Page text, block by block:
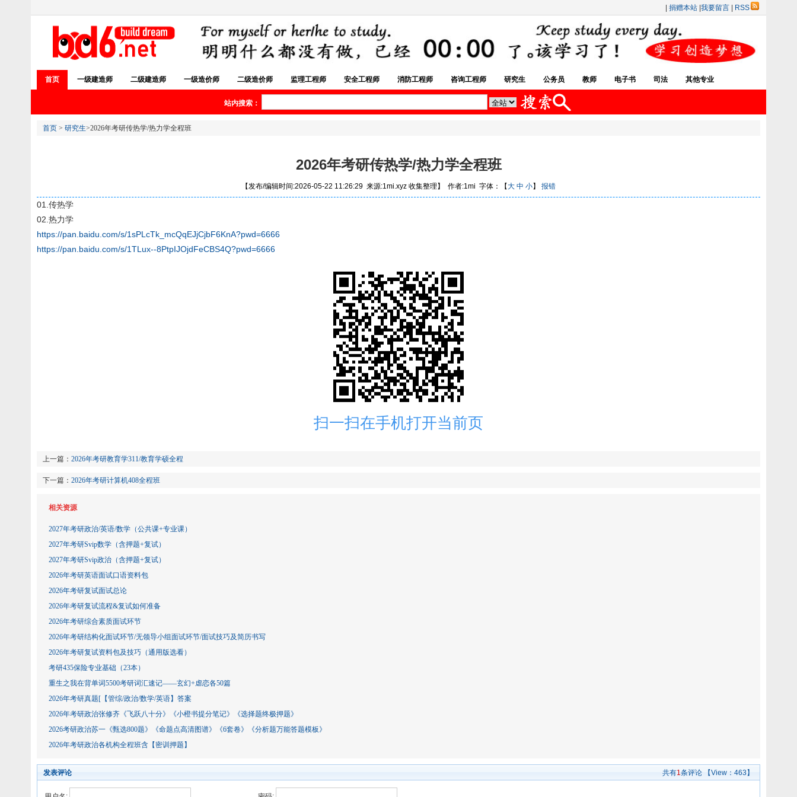
捐赠本站 我要留言 RSS
首页 一级建造师 二级建造师 一级造价师 二级造价师 监理工程师 安全工程师 消防工程师 咨询工程师 研究生 公务员 教师 电子书 司法 其他专业
站内搜索：
首页 > 研究生>2026年考研传热学/热力学全程班
2026年考研传热学/热力学全程班
【发布/编辑时间:2026-05-22 11:26:29 来源:1mi.xyz 收集整理】 作者:1mi 字体：【大 中 小】 报错
01.传热学
02.热力学
https://pan.baidu.com/s/1sPLcTk_mcQqEJjCjbF6KnA?pwd=6666
https://pan.baidu.com/s/1TLux--8PtpIJOjdFeCBS4Q?pwd=6666
扫一扫在手机打开当前页
上一篇： 2026年考研教育学311/教育学硕全程
下一篇： 2026年考研计算机408全程班
相关资源
2027年考研政治/英语/数学（公共课+专业课）
2027年考研Svip数学（含押题+复试）
2027年考研Svip政治（含押题+复试）
2026年考研英语面试口语资料包
2026年考研复试面试总论
2026年考研复试流程&复试如何准备
2026年考研综合素质面试环节
2026年考研结构化面试环节/无领导小组面试环节/面试技巧及简历书写
2026年考研复试资料包及技巧（通用版选看）
考研435保险专业基础（23本）
重生之我在背单词5500考研词汇速记——玄幻+虐恋各50篇
2026年考研真题[【管综/政治/数学​​​​​​​/英语】答案
2026年考研政治张修齐《飞跃八十分》《小橙书提分笔记》《选择题终极押题》
2026考研政治苏一《甄选800题》《命题点高清图谱》《6套卷》《分析题万能答题模板》
2026年考研政治各机构全程班含【密训押题】
发表评论 共有1条评论 【View： 463】